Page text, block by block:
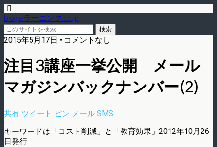
blog.eラーニング.co.jp
2015年5月17日 • コメントなし
注目3講座一挙公開 メール
マガジンバックナンバー(2)
共有 ツイート ピン メール SMS
キーワードは「コスト削減」と「教育効果」2012年10月26
日発行